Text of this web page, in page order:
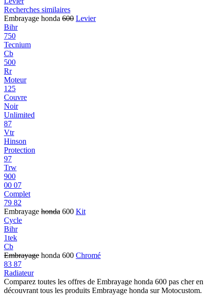
Recherches similaires
Embrayage honda 600 Levier
Bihr
750
Tecnium
Cb
500
Rr
Moteur
125
Couvre
Noir
Unlimited
87
Vtr
Hinson
Protection
97
Trw
900
00 07
Complet
79 82
Embrayage honda 600 Kit
Cycle
Bihr
1tek
Cb
Embrayage honda 600 Chromé
83 87
Radiateur
Comparez toutes les offres de Embrayage honda 600 pas cher en
découvrant tous les produits Embrayage honda sur Motocustom.